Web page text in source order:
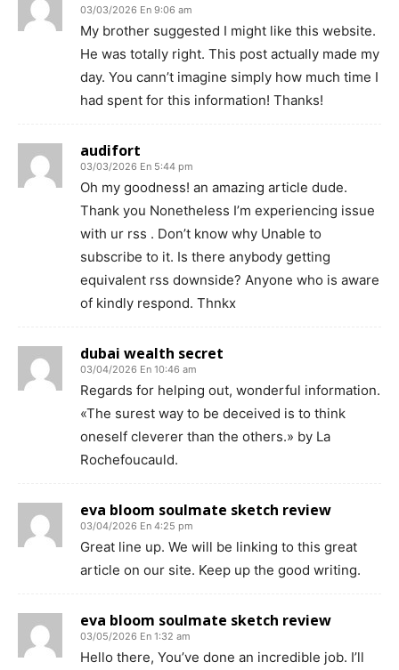
03/03/2026 En 9:06 am
My brother suggested I might like this website.
He was totally right. This post actually made my
day. You cann’t imagine simply how much time I
had spent for this information! Thanks!
audifort
03/03/2026 En 5:44 pm
Oh my goodness! an amazing article dude.
Thank you Nonetheless I’m experiencing issue
with ur rss . Don’t know why Unable to
subscribe to it. Is there anybody getting
equivalent rss downside? Anyone who is aware
of kindly respond. Thnkx
dubai wealth secret
03/04/2026 En 10:46 am
Regards for helping out, wonderful information.
«The surest way to be deceived is to think
oneself cleverer than the others.» by La
Rochefoucauld.
eva bloom soulmate sketch review
03/04/2026 En 4:25 pm
Great line up. We will be linking to this great
article on our site. Keep up the good writing.
eva bloom soulmate sketch review
03/05/2026 En 1:32 am
Hello there, You’ve done an incredible job. I’ll